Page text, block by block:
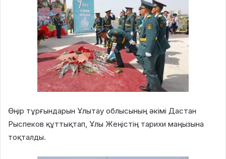
Өңір тұрғындарын Ұлытау облысының әкімі Дастан
Рыспеков құттықтап, Ұлы Жеңістің тарихи маңызына
тоқталды.